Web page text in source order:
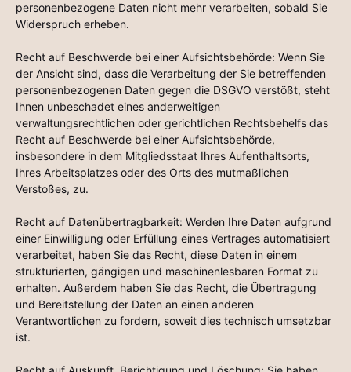
personenbezogene Daten nicht mehr verarbeiten, sobald Sie
Widerspruch erheben.
Recht auf Beschwerde bei einer Aufsichtsbehörde: Wenn Sie
der Ansicht sind, dass die Verarbeitung der Sie betreffenden
personenbezogenen Daten gegen die DSGVO verstößt, steht
Ihnen unbeschadet eines anderweitigen
verwaltungsrechtlichen oder gerichtlichen Rechtsbehelfs das
Recht auf Beschwerde bei einer Aufsichtsbehörde,
insbesondere in dem Mitgliedsstaat Ihres Aufenthaltsorts,
Ihres Arbeitsplatzes oder des Orts des mutmaßlichen
Verstoßes, zu.
Recht auf Datenübertragbarkeit: Werden Ihre Daten aufgrund
einer Einwilligung oder Erfüllung eines Vertrages automatisiert
verarbeitet, haben Sie das Recht, diese Daten in einem
strukturierten, gängigen und maschinenlesbaren Format zu
erhalten. Außerdem haben Sie das Recht, die Übertragung
und Bereitstellung der Daten an einen anderen
Verantwortlichen zu fordern, soweit dies technisch umsetzbar
ist.